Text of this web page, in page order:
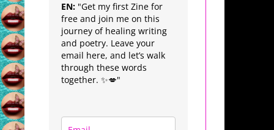
EN: "Get my first Zine for
free and join me on this
journey of healing writing
and poetry. Leave your
email here, and let’s walk
through these words
together. ✨💋"